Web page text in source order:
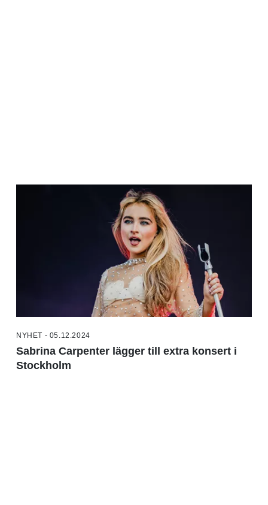
NYHET - 05.12.2024
Sabrina Carpenter lägger till extra konsert i
Stockholm